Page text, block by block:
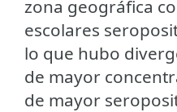
zona geográfica
escolares
lo que hubo
de mayor
de mayor